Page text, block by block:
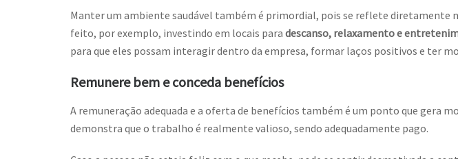
Manter um ambiente saudável também é primordial, pois se reflete diretamente
feito, por exemplo, investindo em locais para descanso, relaxamento e
para que eles possam interagir dentro da empresa, formar laços positivos e ter
Remunere bem e conceda benefícios
A remuneração adequada e a oferta de benefícios também é um ponto que gera
demonstra que o trabalho é realmente valioso, sendo adequadamente pago.